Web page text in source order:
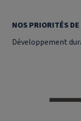
NOS PRIORITÉS
Développement